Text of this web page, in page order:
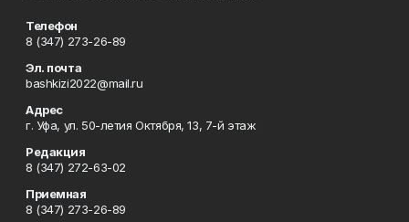
Телефон
8 (347) 273-26-89
Эл. почта
bashkizi2022@mail.ru
Адрес
г. Уфа, ул. 50-летия Октября, 13, 7-й этаж
Редакция
8 (347) 272-63-02
Приемная
8 (347) 273-26-89